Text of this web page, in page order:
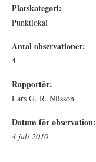
Platskategori:
Punktlokal
Antal observationer:
4
Rapportör:
Lars G. R. Nilsson
Datum för observation:
4 juli 2010